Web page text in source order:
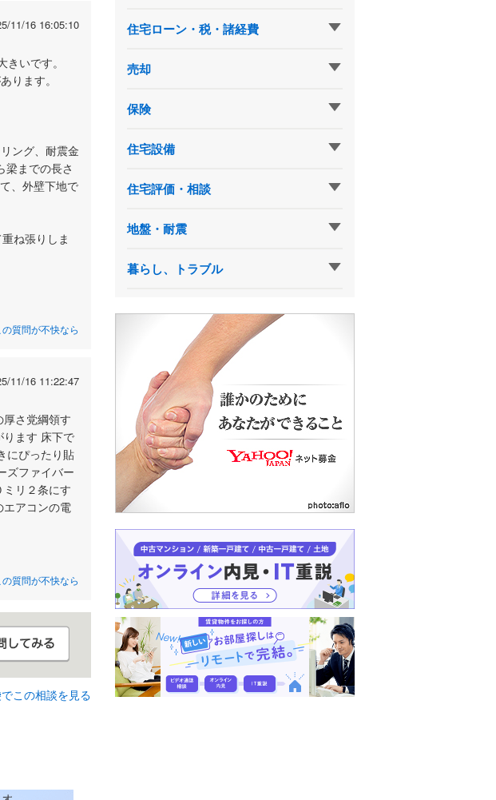
11/16 16:05:10
いです。
ります。
ング、耐震金
梁までの長さ
、外壁下地で
ね張りしま
の質問が不快なら
11/16 11:22:47
さ党綱領す
ります 床下で
にぴったり貼
ズファイバー
リ２条にす
エアコンの電
の質問が不快なら
この相談を見る
住宅ローン・税・諸経費
売却
保険
住宅設備
住宅評価・相談
地盤・耐震
暮らし、トラブル